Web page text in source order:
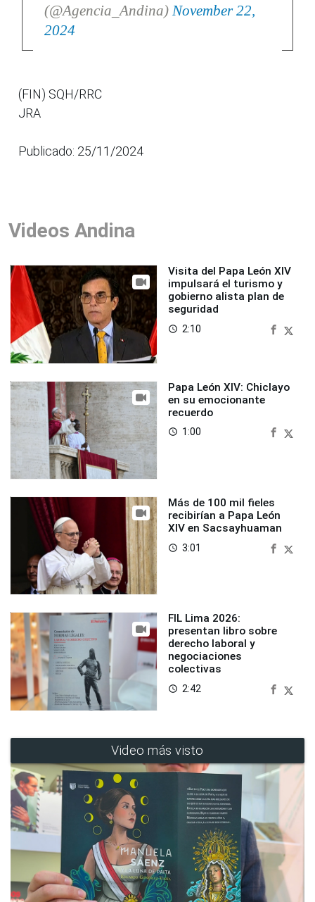
(@Agencia_Andina) November 22,
2024
(FIN) SQH/RRC
JRA
Publicado: 25/11/2024
Videos Andina
Visita del Papa León XIV
impulsará el turismo y
gobierno alista plan de
seguridad
access_time 2:10
Papa León XIV: Chiclayo
en su emocionante
recuerdo
access_time 1:00
Más de 100 mil fieles
recibirían a Papa León
XIV en Sacsayhuaman
access_time 3:01
FIL Lima 2026:
presentan libro sobre
derecho laboral y
negociaciones
colectivas
access_time 2:42
Video más visto